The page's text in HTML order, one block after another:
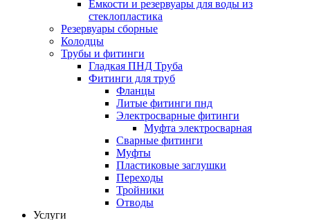
Емкости и резервуары для воды из
стеклопластика
Резервуары сборные
Колодцы
Трубы и фитинги
Гладкая ПНД Труба
Фитинги для труб
Фланцы
Литые фитинги пнд
Электросварные фитинги
Муфта электросварная
Сварные фитинги
Муфты
Пластиковые заглушки
Переходы
Тройники
Отводы
Услуги